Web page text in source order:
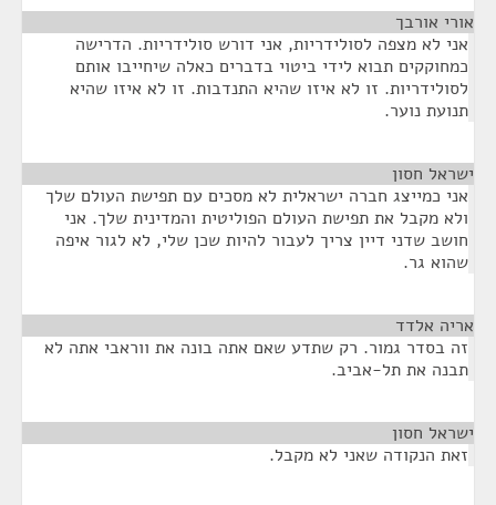
אורי אורבך
אני לא מצפה לסולידריות, אני דורש סולידריות. הדרישה
כמחוקקים תבוא לידי ביטוי בדברים כאלה שיחייבו אותם
לסולידריות. זו לא איזו שהיא התנדבות. זו לא איזו שהיא
תנועת נוער.
ישראל חסון
אני כמייצג חברה ישראלית לא מסכים עם תפישת העולם שלך
ולא מקבל את תפישת העולם הפוליטית והמדינית שלך. אני
חושב שדני דיין צריך לעבור להיות שכן שלי, לא לגור איפה
שהוא גר.
אריה אלדד
זה בסדר גמור. רק שתדע שאם אתה בונה את ווראבי אתה לא
תבנה את תל-אביב.
ישראל חסון
זאת הנקודה שאני לא מקבל.